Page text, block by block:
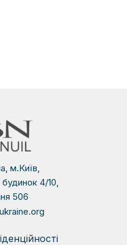
м.Київ,
будинок 4/10,
506